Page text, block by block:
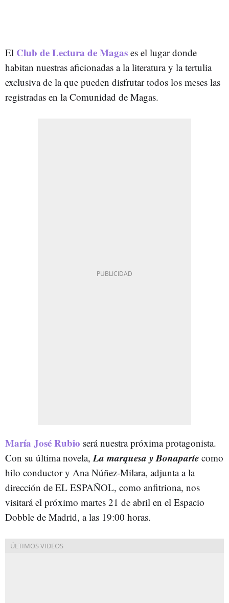
El Club de Lectura de Magas es el lugar donde
habitan nuestras aficionadas a la literatura y la tertulia
exclusiva de la que pueden disfrutar todos los meses las
registradas en la Comunidad de Magas.
María José Rubio será nuestra próxima protagonista.
Con su última novela, La marquesa y Bonaparte como
hilo conductor y Ana Núñez-Milara, adjunta a la
dirección de EL ESPAÑOL, como anfitriona, nos
visitará el próximo martes 21 de abril en el Espacio
Dobble de Madrid, a las 19:00 horas.